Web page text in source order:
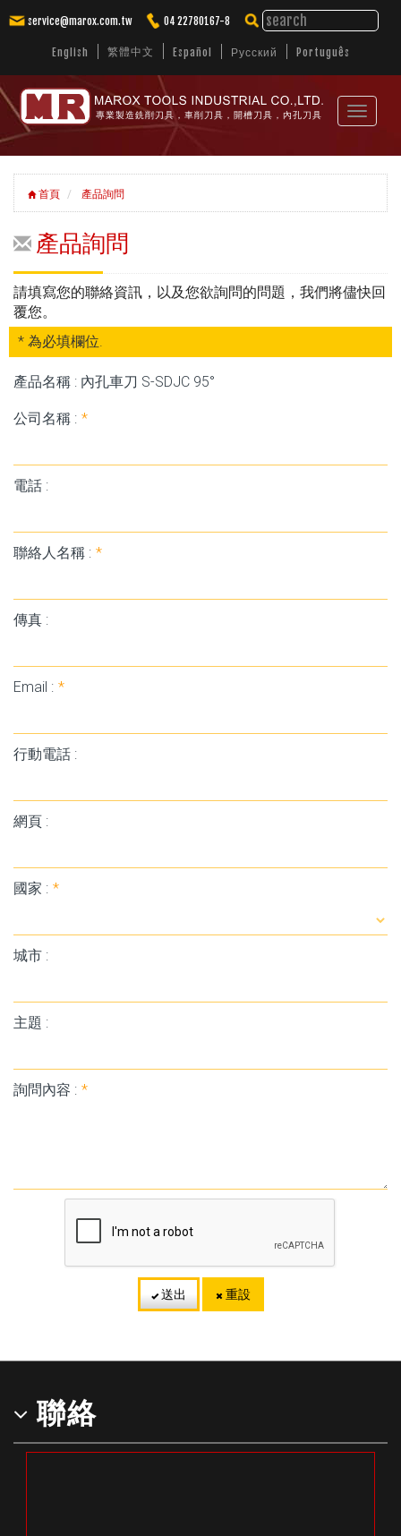
service@marox.com.tw 04 22780167-8
English 繁體中文 Español Русский Português
專業製造銑削刀具，車削刀具，開槽刀具，內孔刀具
Toggle
首頁 產品詢問
產品詢問
請填寫您的聯絡資訊，以及您欲詢問的問題，我們將儘快回
覆您。
* 為必填欄位.
產品名稱 : 內孔車刀 S-SDJC 95°
公司名稱 : *
電話 :
聯絡人名稱 : *
傳真 :
Email : *
行動電話 :
網頁 :
國家 : *
城市 :
主題 :
詢問內容 : *
送出 重設
聯絡